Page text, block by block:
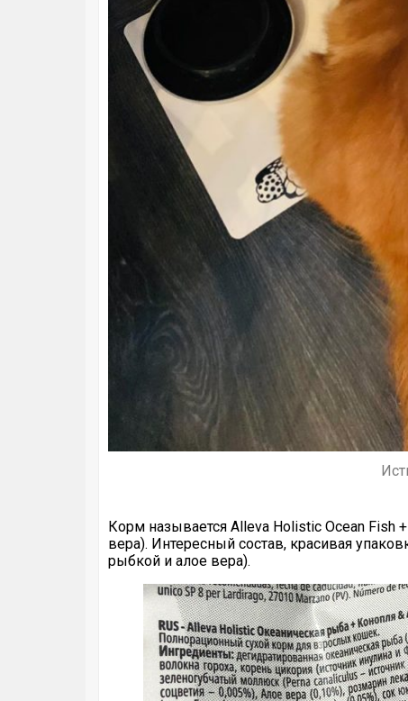
Корм называется Alleva Holistic Ocean Fish
вера). Интересный состав, красивая
рыбкой и алое вера).